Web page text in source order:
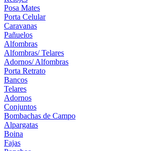
Posa Mates
Porta Celular
Caravanas
Pañuelos
Alfombras
Alfombras/ Telares
Adornos/ Alfombras
Porta Retrato
Bancos
Telares
Adornos
Conjuntos
Bombachas de Campo
Alpargatas
Boina
Fajas